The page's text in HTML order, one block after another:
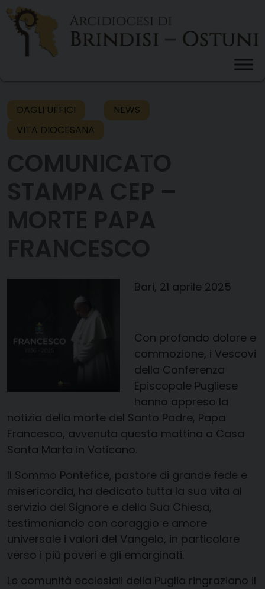
Skip
content
DAGLI UFFICI
NEWS
VITA DIOCESANA
Bari, 21 aprile 2025
Con profondo dolore e
commozione, i Vescovi
della Conferenza
Episcopale Pugliese
hanno appreso la
notizia della morte del Santo Padre, Papa
Francesco, avvenuta questa mattina a Casa
Santa Marta in Vaticano.
Il Sommo Pontefice, pastore di grande fede e
misericordia, ha dedicato tutta la sua vita al
servizio del Signore e della Sua Chiesa,
testimoniando con coraggio e amore
universale i valori del Vangelo, in particolare
verso i più poveri e gli emarginati.
Le comunità ecclesiali della Puglia ringraziano il